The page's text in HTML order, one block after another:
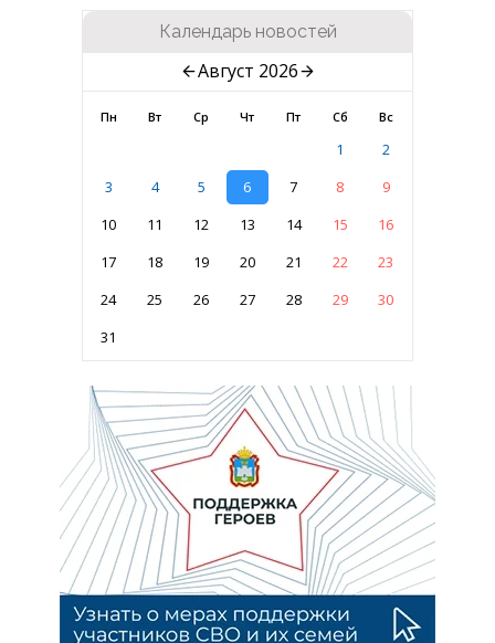
Календарь новостей
Август 2026
Пн Вт Ср Чт Пт Сб Вс
1
2
3
4 5 6 7 8
9
10
11 12 13 14 15
16
17
18 19 20 21 22
23
24
25 26 27 28 29
30
31